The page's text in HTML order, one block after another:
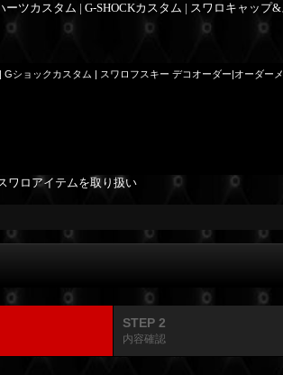
ツカスタム | G-SHOCKカスタム | スワロキャッ
ショックカスタム | スワロフスキー デコオーダー|オーダー
ワロアイテムを取り扱い
STEP 2
内容確認